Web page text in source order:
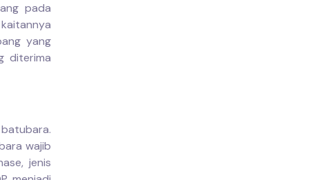
pada
yang
diterima
wajib
jenis